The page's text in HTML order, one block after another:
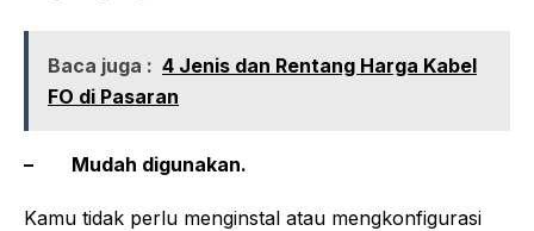
Baca juga : 4 Jenis dan Rentang Harga Kabel
FO di Pasaran
– Mudah digunakan.
Kamu tidak perlu menginstal atau mengkonfigurasi